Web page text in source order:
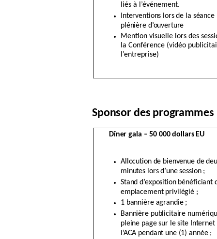
liés à l’événement.
Interventions lors de la séance
plénière d’ouverture
Mention visuelle lors des
la Conférence (vidéo
l’entreprise)
Sponsor des programmes
Dîner gala – 50 000 dollars EU
Allocution de bienvenue de
minutes lors d’une session ;
Stand d’exposition bénéficiant
emplacement privilégié ;
1 bannière agrandie ;
Bannière publicitaire
pleine page sur le site Internet
l’ACA pendant une (1) année ;